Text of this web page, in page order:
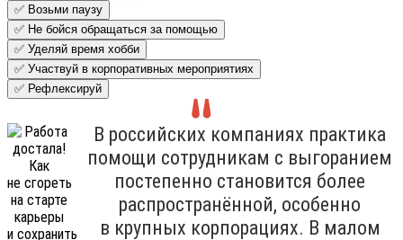
✅ Возьми паузу
✅ Не бойся обращаться за помощью
✅ Уделяй время хобби
✅ Участвуй в корпоративных мероприятиях
✅ Рефлексируй
В российских компаниях практика
помощи сотрудникам с выгоранием
постепенно становится более
распространённой, особенно
в крупных корпорациях. В малом